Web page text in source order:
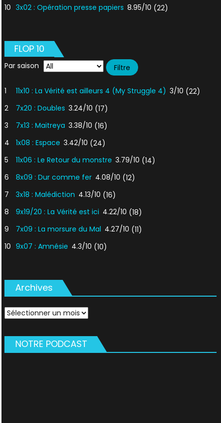
10 3x02 : Opération presse papiers 8.95/10 (22)
FLOP 10
Par saison
1 11x10 : La Vérité est ailleurs 4 (My Struggle 4) 3/10 (22)
2
7x20 : Doubles 3.24/10 (17)
3
7x13 : Maitreya 3.38/10 (16)
4
1x08 : Espace 3.42/10 (24)
5
11x06 : Le Retour du monstre 3.79/10 (14)
6
8x09 : Dur comme fer 4.08/10 (12)
7
3x18 : Malédiction 4.13/10 (16)
8
9x19/20 : La Vérité est ici 4.22/10 (18)
9
7x09 : La morsure du Mal 4.27/10 (11)
10 9x07 : Amnésie 4.3/10 (10)
Archives
Archives
NOTRE PODCAST